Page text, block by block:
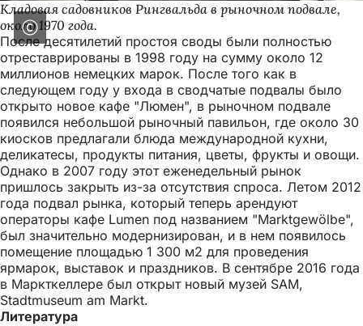
Кладовая садовников Рингвальда в рыночном подвале,
около 1970 года.
После десятилетий простоя своды были полностью
отреставрированы в 1998 году на сумму около 12
миллионов немецких марок. После того как в
следующем году у входа в сводчатые подвалы было
открыто новое кафе "Люмен", в рыночном подвале
появился небольшой рыночный павильон, где около 30
киосков предлагали блюда международной кухни,
деликатесы, продукты питания, цветы, фрукты и овощи.
Однако в 2007 году этот еженедельный рынок
пришлось закрыть из-за отсутствия спроса. Летом 2012
года подвал рынка, который теперь арендуют
операторы кафе Lumen под названием "Marktgewölbe",
был значительно модернизирован, и в нем появилось
помещение площадью 1 300 м2 для проведения
ярмарок, выставок и праздников. В сентябре 2016 года
в Маркткеллере был открыт новый музей SAM,
Stadtmuseum am Markt.
Литература